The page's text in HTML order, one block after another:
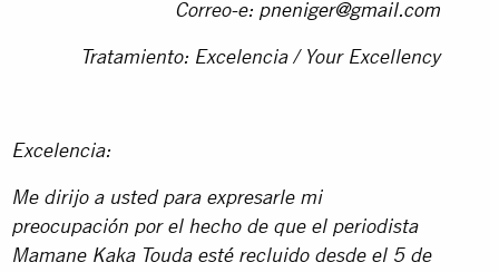
Correo-e: pneniger@gmail.com
Tratamiento: Excelencia / Your Excellency
Excelencia:
Me dirijo a usted para expresarle mi
preocupación por el hecho de que el periodista
Mamane Kaka Touda esté recluido desde el 5 de